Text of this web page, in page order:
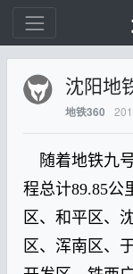
沈阳地
地铁360
随着地铁九
程总计89.85公
区、和平区、
区、浑南区、